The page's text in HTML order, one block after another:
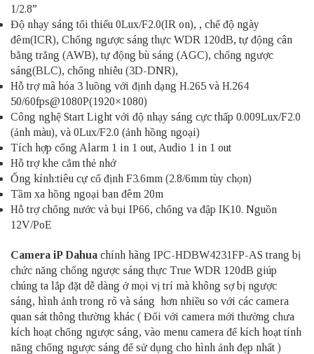
1/2.8”
Độ nhạy sáng tối thiểu 0Lux/F2.0(IR on), , chế độ ngày
đêm(ICR), Chống ngược sáng thực WDR 120dB, tự động cân
bằng trắng (AWB), tự động bù sáng (AGC), chống ngược
sáng(BLC), chống nhiễu (3D-DNR),
Hỗ trợ mã hóa 3 luồng với định dạng H.265 và H.264
50/60fps@1080P(1920×1080)
Công nghệ Start Light với độ nhạy sáng cực thấp 0.009Lux/F2.0
(ảnh màu), và 0Lux/F2.0 (ảnh hồng ngoại)
Tích hợp cổng Alarm 1 in 1 out, Audio 1 in 1 out
Hỗ trợ khe cắm thẻ nhớ
Ống kính:tiêu cự cố định F3.6mm (2.8/6mm tùy chọn)
Tầm xa hồng ngoại ban đêm 20m
Hỗ trợ chống nước và bụi IP66, chống va đập IK10. Nguồn
12V/PoE
Camera iP Dahua chính hãng IPC-HDBW4231FP-AS trang bị
chức năng chống ngược sáng thực True WDR 120dB giúp
chúng ta lắp đặt dễ dàng ở mọi vị trí mà không sợ bị ngược
sáng, hình ảnh trong rõ và sáng hơn nhiều so với các camera
quan sát thông thường khác ( Đối với camera mới thường chưa
kích hoạt chống ngược sáng, vào menu camera để kích hoạt tính
năng chống ngược sáng để sử dụng cho hình ảnh đẹp nhất )